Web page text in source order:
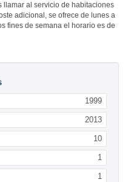
llamar al servicio de habitaciones
adicional, se ofrece de lunes a
fines de semana el horario es de
1999
2013
10
1
1